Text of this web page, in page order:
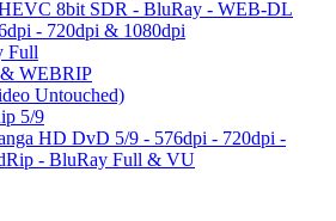
8bit SDR - BluRay - WEB-DL
- 720dpi & 1080dpi
Full
WEBRIP
Untouched)
5/9
HD DvD 5/9 - 576dpi - 720dpi -
- BluRay Full & VU